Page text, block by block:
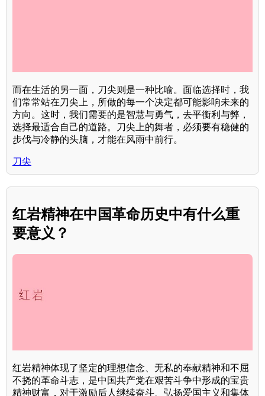
而在生活的另一面，刀尖则是一种比喻。面临选择时，我
们常常站在刀尖上，所做的每一个决定都可能影响未来的
方向。这时，我们需要的是智慧与勇气，去平衡利与弊，
选择最适合自己的道路。刀尖上的舞者，必须要有稳健的
步伐与冷静的头脑，才能在风雨中前行。
刀尖
红岩精神在中国革命历史中有什么重
要意义？
红岩精神体现了坚定的理想信念、无私的奉献精神和不屈
不挠的革命斗志，是中国共产党在艰苦斗争中形成的宝贵
精神财富，对于激励后人继续奋斗、弘扬爱国主义和集体